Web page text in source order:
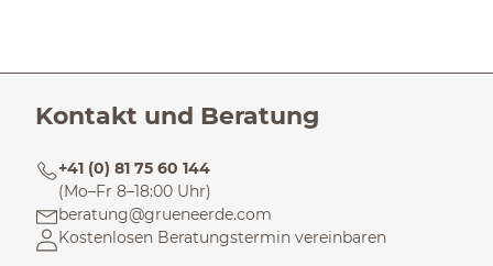
Kontakt und Beratung
+41 (0) 81 75 60 144
(Mo–Fr 8–18:00 Uhr)
beratung@grueneerde.com
Kostenlosen Beratungstermin vereinbaren